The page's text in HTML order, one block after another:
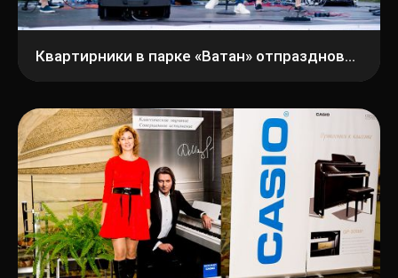
Квартирники в парке «Ватан» отпраздновали свою первую годовщину